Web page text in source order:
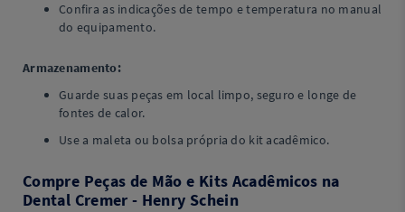
Confira as indicações de tempo e temperatura no manual
do equipamento.
Armazenamento:
Guarde suas peças em local limpo, seguro e longe de
fontes de calor.
Use a maleta ou bolsa própria do kit acadêmico.
Compre Peças de Mão e Kits Acadêmicos na
Dental Cremer - Henry Schein